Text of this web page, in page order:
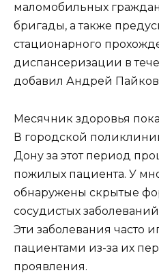
маломобильных
бригады, а также
стационарного
диспансеризации в
добавил Андрей
Месячник здоровья
В городской
Дону за этот период
пожилых пациента. У
обнаружены скрытые
сосудистых
Эти заболевания часто
пациентами из-за их
проявления.